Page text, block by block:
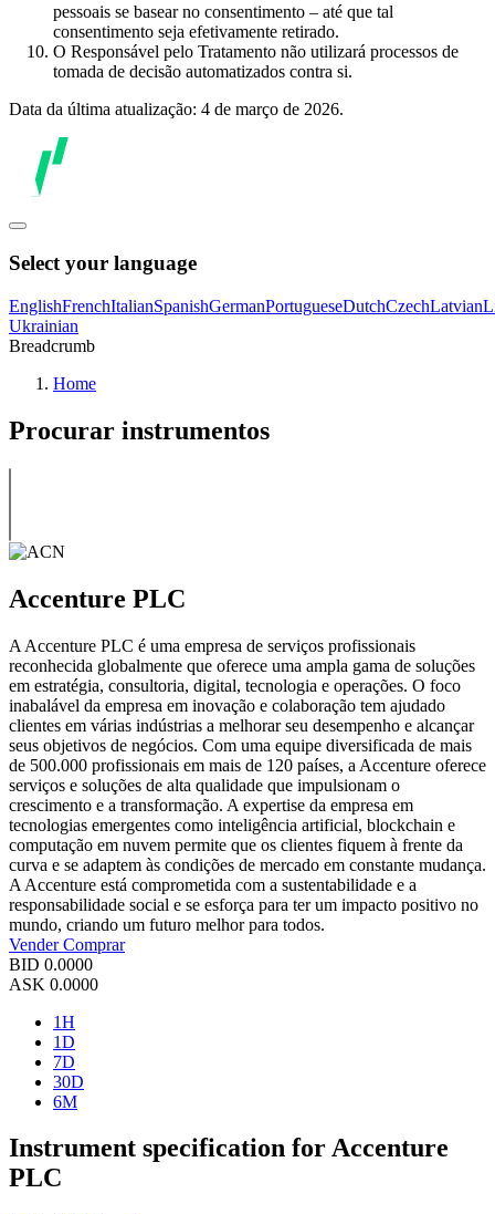
pessoais se basear no consentimento – até que tal
consentimento seja efetivamente retirado.
O Responsável pelo Tratamento não utilizará processos de
tomada de decisão automatizados contra si.
Data da última atualização: 4 de março de 2026.
Select your language
EnglishFrenchItalianSpanishGermanPortugueseDutchCzechLatvian
Ukrainian
Breadcrumb
Home
Procurar instrumentos
Accenture PLC
A Accenture PLC é uma empresa de serviços profissionais
reconhecida globalmente que oferece uma ampla gama de soluções
em estratégia, consultoria, digital, tecnologia e operações. O foco
inabalável da empresa em inovação e colaboração tem ajudado
clientes em várias indústrias a melhorar seu desempenho e alcançar
seus objetivos de negócios. Com uma equipe diversificada de mais
de 500.000 profissionais em mais de 120 países, a Accenture oferece
serviços e soluções de alta qualidade que impulsionam o
crescimento e a transformação. A expertise da empresa em
tecnologias emergentes como inteligência artificial, blockchain e
computação em nuvem permite que os clientes fiquem à frente da
curva e se adaptem às condições de mercado em constante mudança.
A Accenture está comprometida com a sustentabilidade e a
responsabilidade social e se esforça para ter um impacto positivo no
mundo, criando um futuro melhor para todos.
VenderComprar
BID 0.0000
ASK 0.0000
1H
1D
7D
30D
6M
Instrument specification for Accenture
PLC